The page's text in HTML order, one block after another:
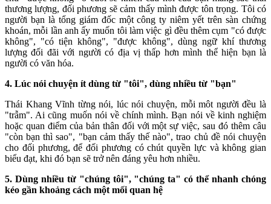
thương lượng, đối phương sẽ cảm thấy mình được tôn trọng. Tôi có
người bạn là tổng giám đốc một công ty niêm yết trên sàn chứng
khoán, mỗi lần anh ấy muốn tôi làm việc gì đều thêm cụm "có được
không", "có tiện không", "được không", dùng ngữ khí thương
lượng đối đãi với người có địa vị thấp hơn mình thể hiện bạn là
người có văn hóa.
4. Lúc nói chuyện ít dùng từ "tôi", dùng nhiều từ "bạn"
Thái Khang Vĩnh từng nói, lúc nói chuyện, mỗi môt người đều là
"trẫm". Ai cũng muốn nói về chính mình. Bạn nói về kinh nghiệm
hoặc quan điểm của bản thân đối với một sự việc, sau đó thêm câu
"còn bạn thì sao", "bạn cảm thấy thế nào", trao chủ đề nói chuyện
cho đối phương, để đối phương có chút quyền lực và không gian
biểu đạt, khi đó bạn sẽ trở nên đáng yêu hơn nhiều.
5. Dùng nhiều từ "chúng tôi", "chúng ta" có thể nhanh chóng
kéo gần khoảng cách một mối quan hệ